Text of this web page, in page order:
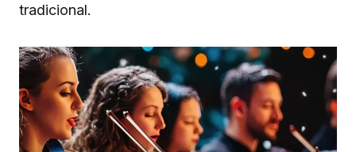
tradicional.